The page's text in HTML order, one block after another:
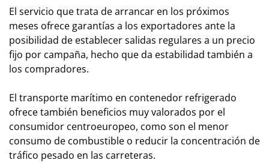
El servicio que trata de arrancar en los próximos
meses ofrece garantías a los exportadores ante la
posibilidad de establecer salidas regulares a un precio
fijo por campaña, hecho que da estabilidad también a
los compradores.
El transporte marítimo en contenedor refrigerado
ofrece también beneficios muy valorados por el
consumidor centroeuropeo, como son el menor
consumo de combustible o reducir la concentración de
tráfico pesado en las carreteras.